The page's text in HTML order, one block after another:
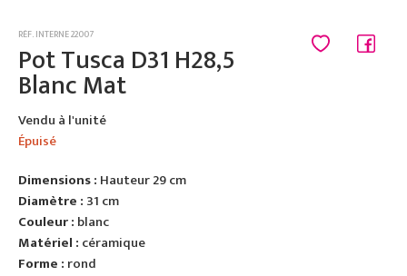
RÉF. INTERNE 22007
Pot Tusca D31 H28,5
Blanc Mat
Vendu à l'unité
Épuisé
Dimensions : Hauteur 29 cm
Diamètre : 31 cm
Couleur : blanc
Matériel : céramique
Forme : rond